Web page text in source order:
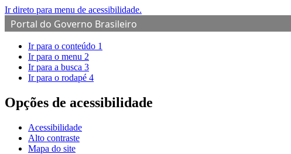
Ir direto para menu de acessibilidade.
Portal do Governo Brasileiro
Ir para o conteúdo 1
Ir para o menu 2
Ir para a busca 3
Ir para o rodapé 4
Opções de acessibilidade
Acessibilidade
Alto contraste
Mapa do site